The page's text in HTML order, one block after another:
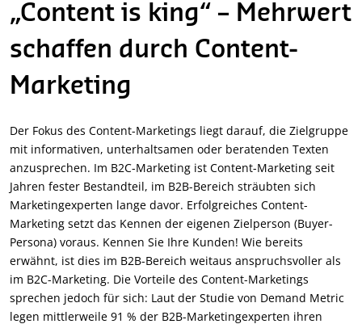
„Content is king“ – Mehrwert
schaffen durch Content-
Marketing
Der Fokus des Content-Marketings liegt darauf, die Zielgruppe
mit informativen, unterhaltsamen oder beratenden Texten
anzusprechen. Im B2C-Marketing ist Content-Marketing seit
Jahren fester Bestandteil, im B2B-Bereich sträubten sich
Marketingexperten lange davor. Erfolgreiches Content-
Marketing setzt das Kennen der eigenen Zielperson (Buyer-
Persona) voraus. Kennen Sie Ihre Kunden! Wie bereits
erwähnt, ist dies im B2B-Bereich weitaus anspruchsvoller als
im B2C-Marketing. Die Vorteile des Content-Marketings
sprechen jedoch für sich: Laut der Studie von Demand Metric
legen mittlerweile 91 % der B2B-Marketingexperten ihren